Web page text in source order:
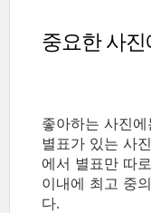
중요한 사
좋아하는 사진
별표가 있는 사
에서 별표만 따
이내에 최고 중
다.